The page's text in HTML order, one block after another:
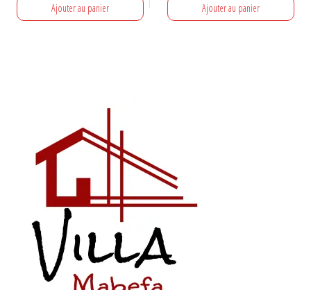
Ajouter au panier Ajouter au panier